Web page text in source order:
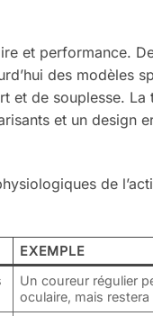
et performance.
des modèles
de souplesse.
et un design
de
EXEMPLE
Un coureur régulier
oculaire, mais